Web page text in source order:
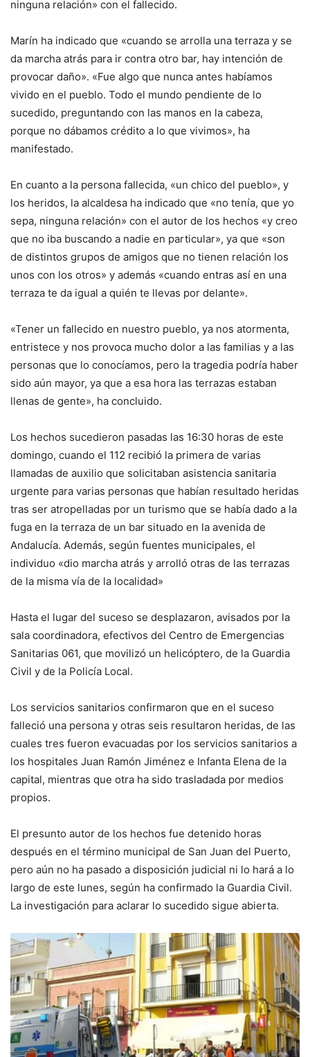
ninguna relación» con el fallecido.
Marín ha indicado que «cuando se arrolla una terraza y se
da marcha atrás para ir contra otro bar, hay intención de
provocar daño». «Fue algo que nunca antes habíamos
vivido en el pueblo. Todo el mundo pendiente de lo
sucedido, preguntando con las manos en la cabeza,
porque no dábamos crédito a lo que vivimos», ha
manifestado.
En cuanto a la persona fallecida, «un chico del pueblo», y
los heridos, la alcaldesa ha indicado que «no tenía, que yo
sepa, ninguna relación» con el autor de los hechos «y creo
que no iba buscando a nadie en particular», ya que «son
de distintos grupos de amigos que no tienen relación los
unos con los otros» y además «cuando entras así en una
terraza te da igual a quién te llevas por delante».
«Tener un fallecido en nuestro pueblo, ya nos atormenta,
entristece y nos provoca mucho dolor a las familias y a las
personas que lo conocíamos, pero la tragedia podría haber
sido aún mayor, ya que a esa hora las terrazas estaban
llenas de gente», ha concluido.
Los hechos sucedieron pasadas las 16:30 horas de este
domingo, cuando el 112 recibió la primera de varias
llamadas de auxilio que solicitaban asistencia sanitaria
urgente para varias personas que habían resultado heridas
tras ser atropelladas por un turismo que se había dado a la
fuga en la terraza de un bar situado en la avenida de
Andalucía. Además, según fuentes municipales, el
individuo «dio marcha atrás y arrolló otras de las terrazas
de la misma vía de la localidad»
Hasta el lugar del suceso se desplazaron, avisados por la
sala coordinadora, efectivos del Centro de Emergencias
Sanitarias 061, que movilizó un helicóptero, de la Guardia
Civil y de la Policía Local.
Los servicios sanitarios confirmaron que en el suceso
falleció una persona y otras seis resultaron heridas, de las
cuales tres fueron evacuadas por los servicios sanitarios a
los hospitales Juan Ramón Jiménez e Infanta Elena de la
capital, mientras que otra ha sido trasladada por medios
propios.
El presunto autor de los hechos fue detenido horas
después en el término municipal de San Juan del Puerto,
pero aún no ha pasado a disposición judicial ni lo hará a lo
largo de este lunes, según ha confirmado la Guardia Civil.
La investigación para aclarar lo sucedido sigue abierta.